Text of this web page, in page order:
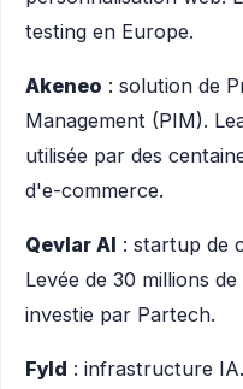
testing en Europe.
Akeneo : solution de
Management (PIM).
utilisée par des
d'e-commerce.
Qevlar AI : startup de
Levée de 30 millions
investie par Partech.
Fyld : infrastructure